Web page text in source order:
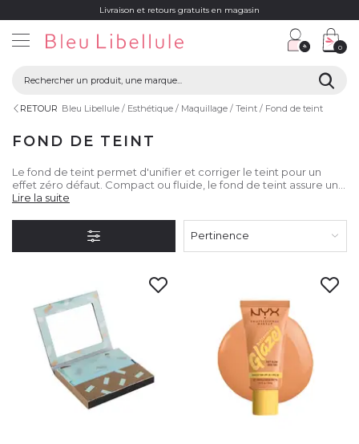
Livraison et retours gratuits en magasin
0
RETOUR Bleu Libellule Esthétique Maquillage Teint Fond de teint
FOND DE TEINT
Le fond de teint permet d'unifier et corriger le teint pour un
effet zéro défaut. Compact ou fluide, le fond de teint assure un
maquillage parfait et unifié. Pour choisir au mieux son fond de
de sa carnation naturelle. Pour la question de la couvrance, elle
est subjective et il faut tenir compte du résultat attendu pour le
choix de la texture qui permettra un rendu plus ou moins naturel.
Lire la suite
Pertinence